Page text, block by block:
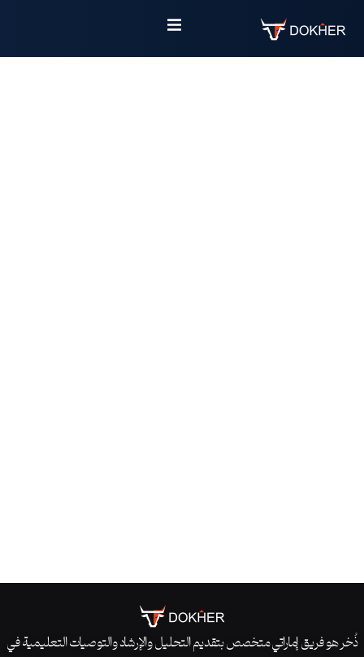
ذُخر هو فريق إماراتي متخصص بتقديم التحليل والإرشاد والتوصيات التعليمية في